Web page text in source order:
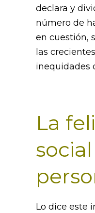
declara y
número de
en cuestión,
las
inequidades
La
Lo dice este